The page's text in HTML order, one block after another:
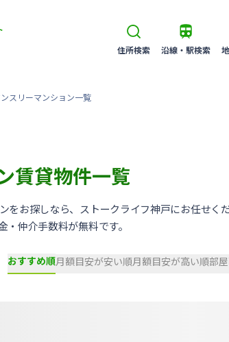
住所検索 沿線・駅検索
スリーマンション一覧
賃貸物件一覧
をお探しなら、ストークライフ神戸にお任せく
仲介手数料が無料です。
おすすめ順月額目安が安い順月額目安が高い順部